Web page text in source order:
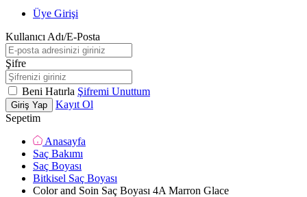
Üye Girişi
Kullanıcı Adı/E-Posta
Şifre
Beni Hatırla Şifremi Unuttum
Giriş Yap
Kayıt Ol
Sepetim
Anasayfa
Saç Bakımı
Saç Boyası
Bitkisel Saç Boyası
Color and Soin Saç Boyası 4A Marron Glace